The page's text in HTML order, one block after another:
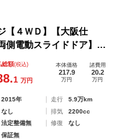
４ＷＤ】【大阪仕
電動スライドドア】
カメラ」【Ｂｌｕｅｔ
インＥＴＣ ＨＩＤヘッ
コン
総額(税込)
1 万円
本体価格
217.9
万円
諸費用
20.2
万円
2015年 走行
5.9万km
なし 排気
2200cc
法定整備無 修復
なし
保証無